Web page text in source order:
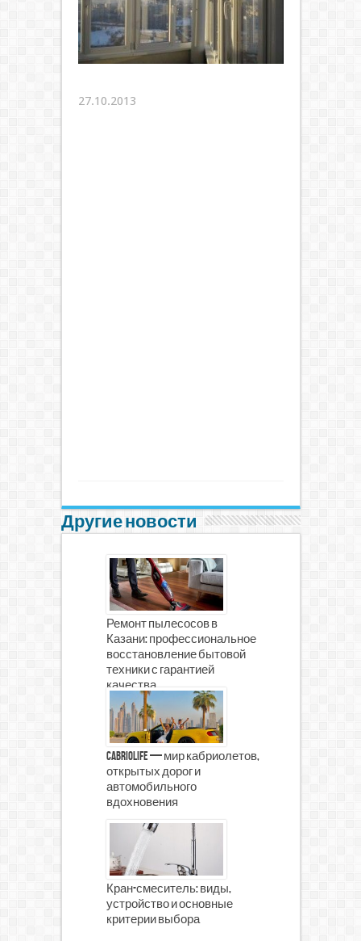
27.10.2013
Другие новости
Ремонт пылесосов в
Казани: профессиональное
восстановление бытовой
техники с гарантией
качества
CabrioLife — мир кабриолетов,
открытых дорог и
автомобильного
вдохновения
Кран-смеситель: виды,
устройство и основные
критерии выбора